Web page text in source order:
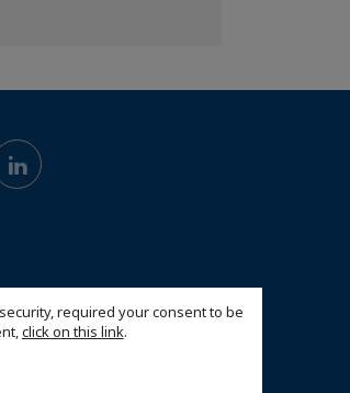
required your consent to be
click on this link.